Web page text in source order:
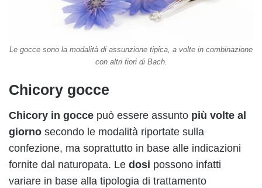
Le gocce sono la modalità di assunzione tipica, a volte in combinazione
con altri fiori di Bach.
Chicory gocce
Chicory in gocce può essere assunto più volte al
giorno secondo le modalità riportate sulla
confezione, ma soprattutto in base alle indicazioni
fornite dal naturopata. Le dosi possono infatti
variare in base alla tipologia di trattamento